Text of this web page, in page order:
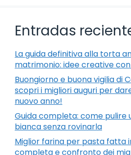
Entradas
La guida definitiva alla torta
matrimonio: idee creative
Buongiorno e buona vigilia di
scopri i migliori auguri per
nuovo anno!
Guida completa: come pulire
bianca senza rovinarla
Miglior farina per pasta fatta
completa e confronto dei